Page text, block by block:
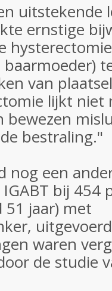
uitstekende
ernstige
van
lijkt
bewezen
bestraling."
nog een
bij 454
51 jaar) met
waren
de studie